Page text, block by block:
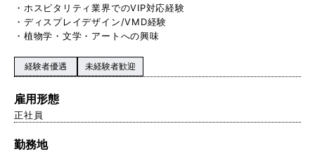
・ホスピタリティ業界でのVIP対応経験
・ディスプレイデザイン/VMD経験
・植物学・文学・アートへの興味
経験者優遇 未経験者歓迎
雇用形態
正社員
勤務地